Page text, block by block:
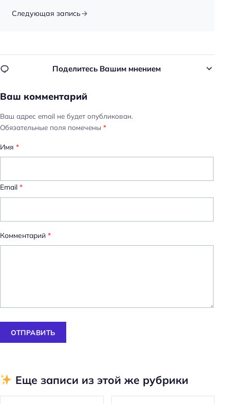
Следующая запись
Поделитесь Вашим мнением
Ваш комментарий
Ваш адрес email не будет опубликован.
Обязательные поля помечены *
Имя *
Email *
Комментарий *
ОТПРАВИТЬ
Еще записи из этой же рубрики